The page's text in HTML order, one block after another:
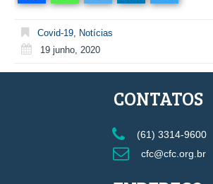
Covid-19 Notícias
19 junho, 2020
CONTATOS
(61) 3314-9600
cfc@cfc.org.br